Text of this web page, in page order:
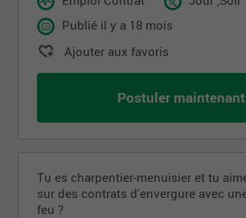
Publié il y a 18 mois
Ajouter aux favoris
Postuler maintenant
Tu es charpentier-menuisier et tu
sur des contrats d'envergure avec
feu ?